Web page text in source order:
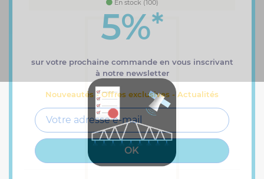
En stock (100)
5%*
sur votre prochaine commande en vous inscrivant
à notre newsletter
Nouveautés - Offres exclusives - Actualités